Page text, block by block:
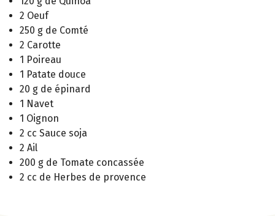
2 Oeuf
250 g de Comté
2 Carotte
1 Poireau
1 Patate douce
20 g de épinard
1 Navet
1 Oignon
2 cc Sauce soja
2 Ail
200 g de Tomate concassée
2 cc de Herbes de provence